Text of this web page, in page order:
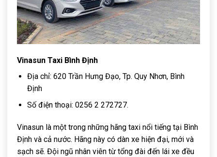
Vinasun Taxi Bình Định
Địa chỉ: 620 Trần Hưng Đạo, Tp. Quy Nhơn, Bình
Định
Số điện thoại: 0256 2 272727.
Vinasun là một trong những hãng taxi nổi tiếng tại Bình
Định và cả nước. Hãng này có dàn xe hiện đại, mới và
sạch sẽ. Đội ngũ nhân viên từ tổng đài đến lái xe đều